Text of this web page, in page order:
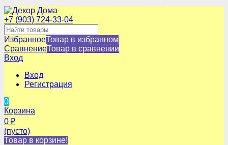
+7 (903) 724-33-04
ИзбранноеТовар в избранном
СравнениеТовар в сравнении
Вход
Вход
Регистрация
0
Корзина
0 ₽
(пусто)
Товар в корзине!